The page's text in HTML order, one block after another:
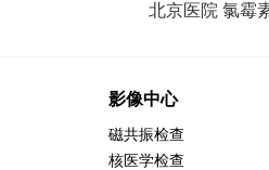
北京医院 氯霉
影像中心
磁共振检查
核医学检查